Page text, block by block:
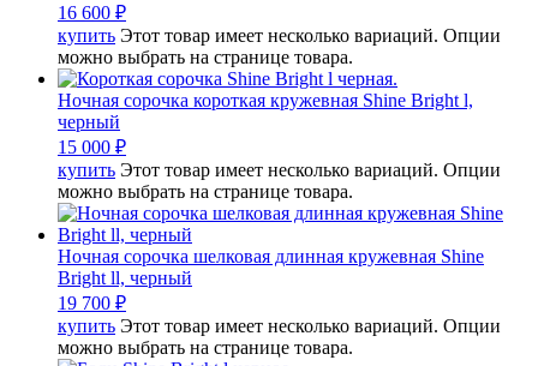
16 600 ₽
купить Этот товар имеет несколько вариаций. Опции
можно выбрать на странице товара.
Ночная сорочка короткая кружевная Shine Bright l,
черный
15 000 ₽
купить Этот товар имеет несколько вариаций. Опции
можно выбрать на странице товара.
Ночная сорочка шелковая длинная кружевная Shine
Bright ll, черный
19 700 ₽
купить Этот товар имеет несколько вариаций. Опции
можно выбрать на странице товара.